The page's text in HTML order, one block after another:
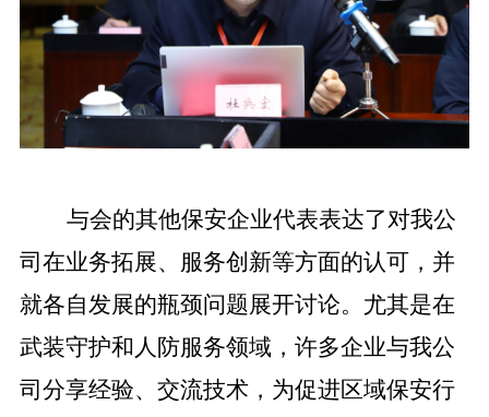
与会的其他保安企业代表表达了对我公
司在业务拓展、服务创新等方面的认可，并
就各自发展的瓶颈问题展开讨论。尤其是在
武装守护和人防服务领域，许多企业与我公
司分享经验、交流技术，为促进区域保安行